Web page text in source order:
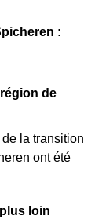
chers, et
Ce tarif
de
1998. Elle
prix de
que tous les
cher par
:
de
la transition
ont été
loin